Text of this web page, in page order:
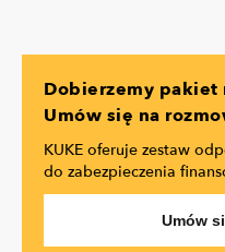
Dobierzemy pakiet
Umów się na
KUKE oferuje zestaw
do zabezpieczenia
Umów